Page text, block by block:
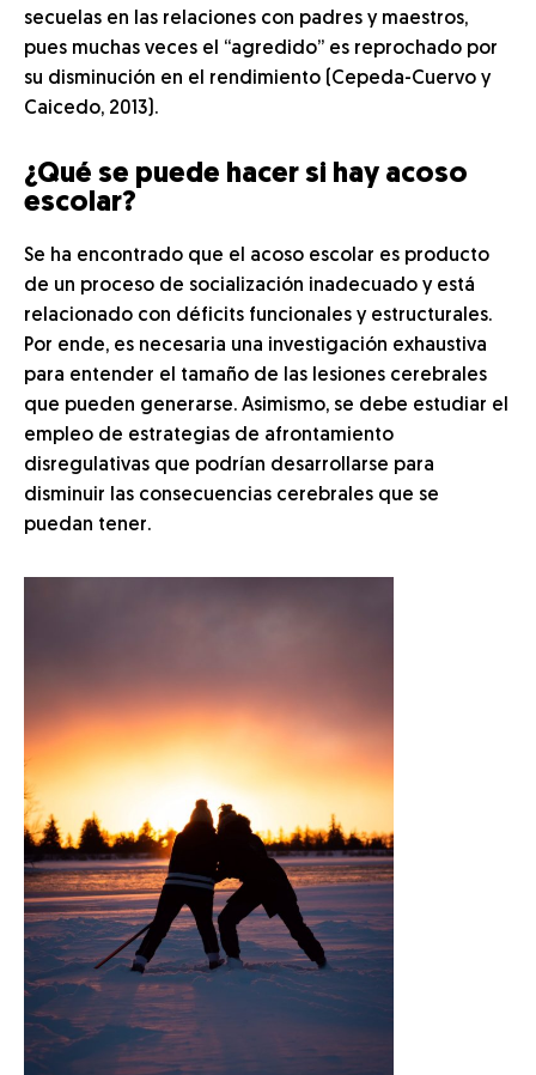
secuelas en las relaciones con padres y maestros,
pues muchas veces el “agredido” es reprochado por
su disminución en el rendimiento (Cepeda-Cuervo y
Caicedo, 2013).
¿Qué se puede hacer si hay acoso
escolar?
Se ha encontrado que el acoso escolar es producto
de un proceso de socialización inadecuado y está
relacionado con déficits funcionales y estructurales.
Por ende, es necesaria una investigación exhaustiva
para entender el tamaño de las lesiones cerebrales
que pueden generarse. Asimismo, se debe estudiar el
empleo de estrategias de afrontamiento
disregulativas que podrían desarrollarse para
disminuir las consecuencias cerebrales que se
puedan tener.